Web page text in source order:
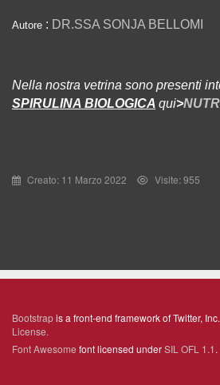
Autore : DR.SSA SONJA BELLOMI
Nella nostra vetrina sono presenti
SPIRULINA BIOLOGICA qui>
Creato: 11 Marzo 2022 Visite: 955
Bootstrapis a front-end framework of Twitter,
License.
Font Awesome font licensed underSIL OFL 1.1.